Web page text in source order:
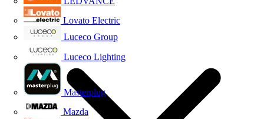
Lovato Electric
Luceco Group
Luceco Lighting
Masterplug
Mazda